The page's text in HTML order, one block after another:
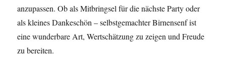
anzupassen. Ob als Mitbringsel für die nächste Party oder
als kleines Dankeschön – selbstgemachter Birnensenf ist
eine wunderbare Art, Wertschätzung zu zeigen und Freude
zu bereiten.